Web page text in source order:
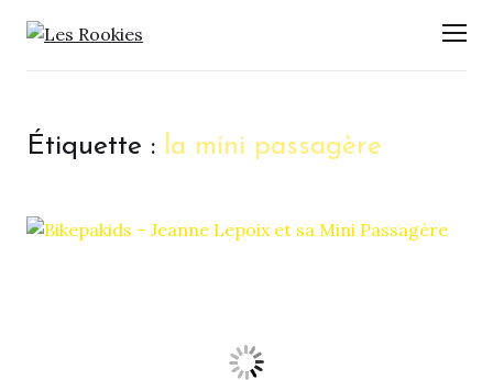
LES ROOKIES
Étiquette : la mini passagère